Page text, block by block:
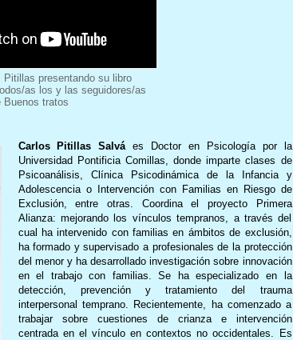
Pitillas presentando su libro
as los y las seguidores/as
Buenos tratos
Carlos Pitillas Salvá es Doctor en Psicología por la
Universidad Pontificia Comillas, donde imparte clases de
Psicoanálisis, Clínica Psicodinámica de la Infancia y
Adolescencia o Intervención con Familias en Riesgo de
Exclusión, entre otras. Coordina el proyecto Primera
Alianza: mejorando los vínculos tempranos, a través del
cual ha intervenido con familias en ámbitos de exclusión,
ha formado y supervisado a profesionales de la protección
del menor y ha desarrollado investigación sobre innovación
en el trabajo con familias. Se ha especializado en la
detección, prevención y tratamiento del trauma
interpersonal temprano. Recientemente, ha comenzado a
trabajar sobre cuestiones de crianza e intervención
centrada en el vínculo en contextos no occidentales. Es